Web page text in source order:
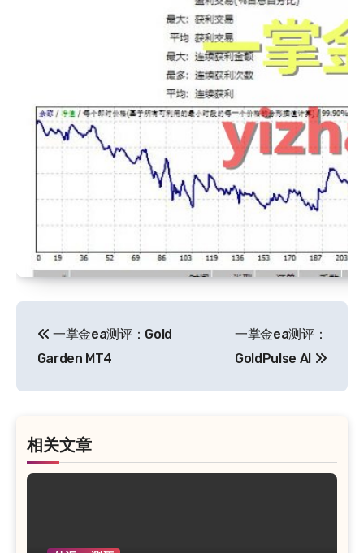
章
导
一掌金ea测评：Gold
Garden MT4
一掌金ea测评：
GoldPulse AI
相关文章